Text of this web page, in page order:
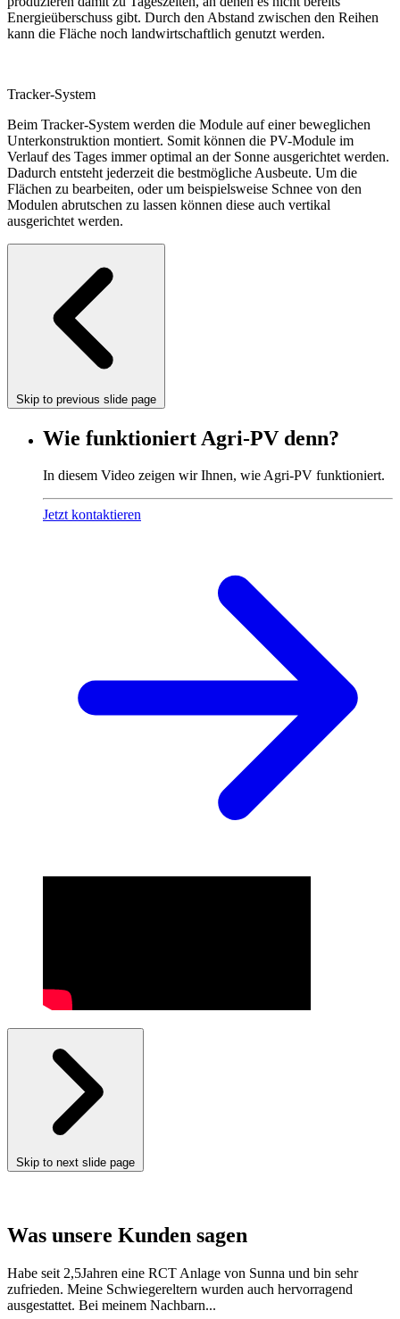
Energieüberschuss gibt. Durch den Abstand zwischen den Reihen
kann die Fläche noch landwirtschaftlich genutzt werden.
Tracker-System
Beim Tracker-System werden die Module auf einer beweglichen
Unterkonstruktion montiert. Somit können die PV-Module im
Verlauf des Tages immer optimal an der Sonne ausgerichtet werden.
Dadurch entsteht jederzeit die bestmögliche Ausbeute. Um die
Flächen zu bearbeiten, oder um beispielsweise Schnee von den
Modulen abrutschen zu lassen können diese auch vertikal
ausgerichtet werden.
Skip to previous slide page
Wie funktioniert Agri-PV denn?
In diesem Video zeigen wir Ihnen, wie Agri-PV funktioniert.
Jetzt kontaktieren
Skip to next slide page
Was unsere Kunden sagen
Habe seit 2,5Jahren eine RCT Anlage von Sunna und bin sehr
zufrieden. Meine Schwiegereltern wurden auch hervorragend
ausgestattet. Bei meinem Nachbarn...